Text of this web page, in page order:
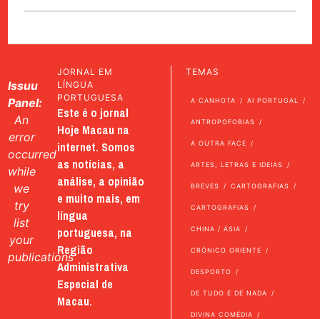
Issuu
Panel:
An
error
occurred
while
we
try
list
your
publications
JORNAL EM
LÍNGUA
PORTUGUESA
Este é o jornal
Hoje Macau na
internet. Somos
as notícias, a
análise, a opinião
e muito mais, em
língua
portuguesa, na
Região
Administrativa
Especial de
Macau.
TEMAS
A CANHOTA AI PORTUGAL
ANTROPOFOBIAS
A OUTRA FACE
ARTES, LETRAS E IDEIAS
BREVES CARTOGRAFIAS
CARTOGRAFIAS
CHINA / ÁSIA
CRÓNICO ORIENTE
DESPORTO
DE TUDO E DE NADA
DIVINA COMÉDIA